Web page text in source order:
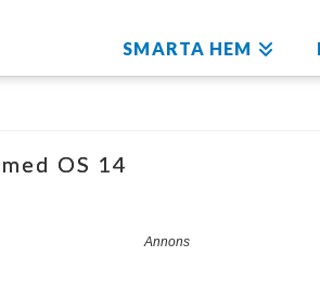
SMARTA HEM
OS 14